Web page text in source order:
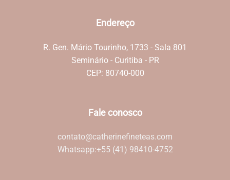
Endereço
R. Gen. Mário Tourinho, 1733 - Sala 801
Seminário - Curitiba - PR
CEP: 80740-000
Fale conosco
contato@catherinefineteas.com
Whatsapp:+55 (41) 98410-4752